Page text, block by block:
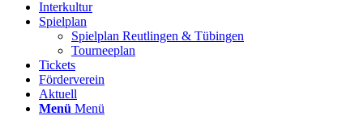
Interkultur
Spielplan
Spielplan Reutlingen & Tübingen
Tourneeplan
Tickets
Förderverein
Aktuell
Menü Menü